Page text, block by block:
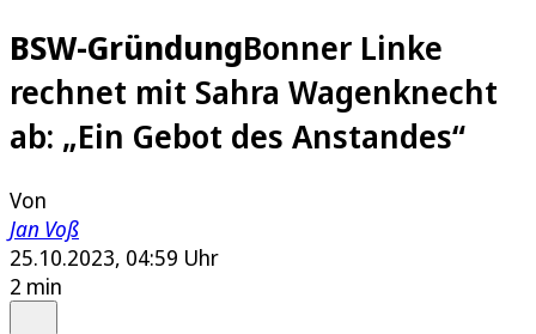
BSW-GründungBonner Linke
rechnet mit Sahra Wagenknecht
ab: „Ein Gebot des Anstandes“
Von
Jan Voß
25.10.2023, 04:59 Uhr
2 min